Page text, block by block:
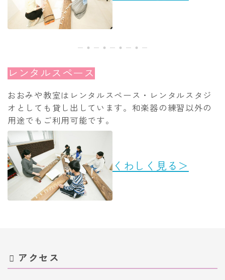
レンタルスペース
おおみや教室はレンタルスペース・レンタルスタジ
オとしても貸し出しています。和楽器の練習以外の
用途でもご利用可能です。
くわしく見る＞
アクセス